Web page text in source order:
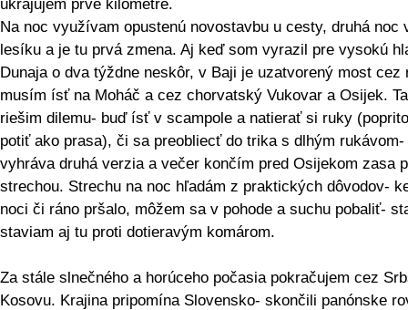
ukrajujem prvé kilometre.
Na noc využívam opustenú novostavbu u cesty, druhá noc
lesíku a je tu prvá zmena. Aj keď som vyrazil pre vysokú
Dunaja o dva týždne neskôr, v Baji je uzatvorený most cez
musím ísť na Moháč a cez chorvatský Vukovar a Osijek.
riešim dilemu- buď ísť v scampole a natierať si ruky
potiť ako prasa), či sa preobliecť do trika s dlhým rukávom-
vyhráva druhá verzia a večer končím pred Osijekom zasa
strechou. Strechu na noc hľadám z praktických dôvodov-
noci či ráno pršalo, môžem sa v pohode a suchu pobaliť-
staviam aj tu proti dotieravým komárom.
Za stále slnečného a horúceho počasia pokračujem cez
Kosovu. Krajina pripomína Slovensko- skončili panónske